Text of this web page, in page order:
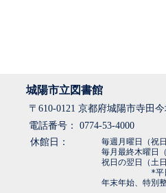
城陽市立図書館
〒610-0121 京都府城陽市寺田
電話番号： 0774-53-4000
休館日：
毎週月曜日（祝
毎月最終木曜日
祝日の翌日（土
*平日：祝
年末年始、特別